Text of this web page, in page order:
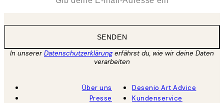
SENDEN
In unsererDatenschutzerklärungerfährst du, wie wir deine Daten
verarbeiten
Über uns
Presse
Desenio Art Advice
Kundenservice